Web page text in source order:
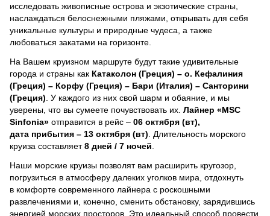
исследовать живописные острова и экзотические страны,
наслаждаться белоснежными пляжами, открывать для себя
уникальные культуры и природные чудеса, а также
любоваться закатами на горизонте.
На Вашем круизном маршруте будут такие удивительные
города и страны как Катаколон (Греция) – о. Кефалиния
(Греция) – Корфу (Греция) – Бари (Италия) – Санторини
(Греция) . У каждого из них свой шарм и обаяние, и мы
уверены, что вы сумеете почувствовать их. Лайнер «MSC
Sinfonia» отправится в рейс – 06 октября (вт),
дата прибытия – 13 октября (вт) . Длительность морского
круиза составляет8 дней / 7 ночей
Наши морские круизы позволят вам расширить кругозор,
погрузиться в атмосферу далеких уголков мира, отдохнуть
в комфорте современного лайнера с роскошными
развлечениями и, конечно, сменить обстановку, зарядившись
энергией морских просторов. Это идеальный способ провести